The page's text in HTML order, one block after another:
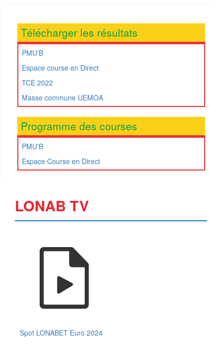
Télécharger les résultats
PMU'B
Espace course en Direct
TCE 2022
Masse commune UEMOA
Programme des courses
PMU'B
Espace Course en Direct
LONAB TV
Spot LONABET Euro 2024